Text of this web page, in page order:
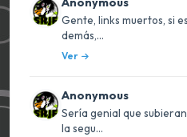
Gente, links muertos, si
demás,...
Ver
Anonymous
Sería genial que
la segu...